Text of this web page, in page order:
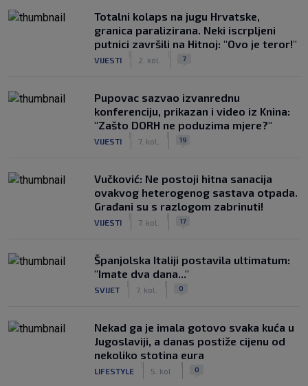
Totalni kolaps na jugu Hrvatske,
granica paralizirana. Neki iscrpljeni
putnici završili na Hitnoj: "Ovo je teror!"
VIJESTI 2. kol. 7
Pupovac sazvao izvanrednu
konferenciju, prikazan i video iz Knina:
"Zašto DORH ne poduzima mjere?"
VIJESTI 7. kol. 19
Vučković: Ne postoji hitna sanacija
ovakvog heterogenog sastava otpada.
Građani su s razlogom zabrinuti!
VIJESTI 7. kol. 17
Španjolska Italiji postavila ultimatum:
"Imate dva dana..."
SVIJET 7. kol. 0
Nekad ga je imala gotovo svaka kuća u
Jugoslaviji, a danas postiže cijenu od
nekoliko stotina eura
LIFESTYLE 5. kol. 0